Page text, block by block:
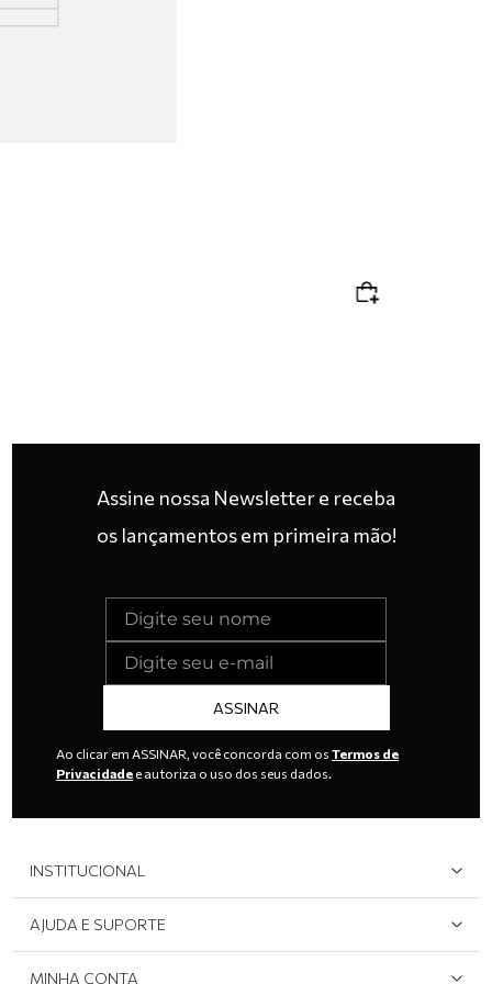
Assine nossa Newsletter e receba
os lançamentos em primeira mão!
ASSINAR
Ao clicar em ASSINAR, você concorda com osTermos de
Privacidade e autoriza o uso dos seus dados.
INSTITUCIONAL
Área do Lojista
AJUDA E SUPORTE
MINHA CONTA